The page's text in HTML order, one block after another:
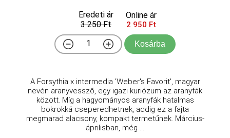
Eredeti ár
3 250 Ft
Online ár
2 950 Ft
Kosárba
A Forsythia x intermedia 'Weber's Favorit', magyar
nevén aranyvessző, egy igazi kuriózum az aranyfák
között. Míg a hagyományos aranyfák hatalmas
bokrokká cseperedhetnek, addig ez a fajta
megmarad alacsony, kompakt termetűnek. Március-
áprilisban, még ...